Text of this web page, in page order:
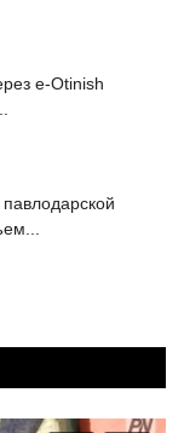
e-Otinish